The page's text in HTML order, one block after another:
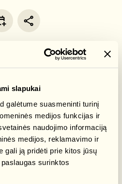
slapukai
galėtume suasmeninti turinį
medijos funkcijas ir
naudojimo informaciją
medijos, reklamavimo ir
gali ją pridėti prie kitos jūsų
surinktos
po Ežerėlių
mitais apipintus ir
Sužinosimeapie
bandysime išgirsti
kartu su
Karpuška.
apranga, avalyne, bei